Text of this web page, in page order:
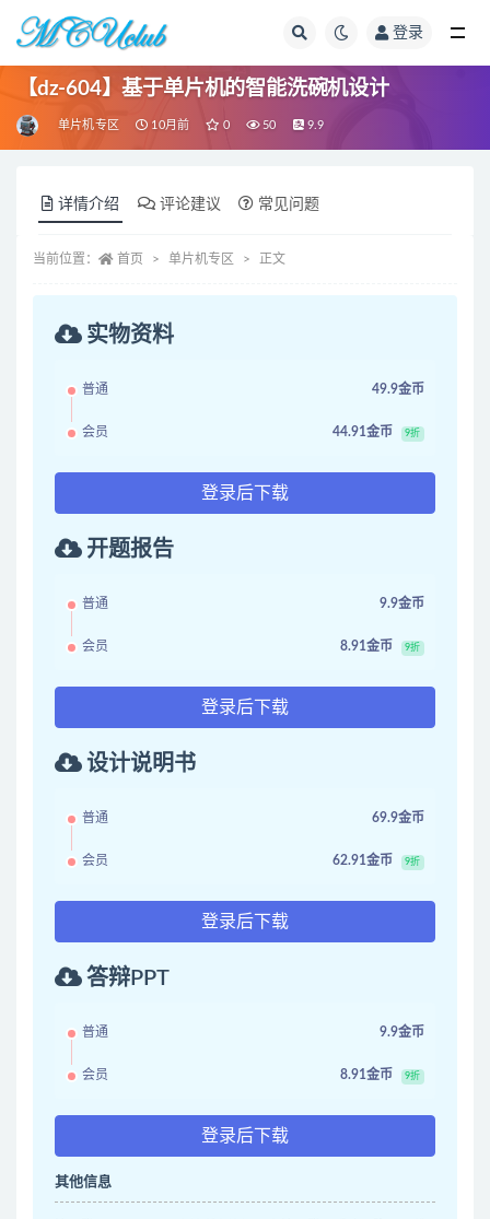
登录
【dz-604】基于单片机的智能洗碗机设计
单片机专区 10月前 0 50 9.9
详情介绍 评论建议 常见问题
当前位置： 首页 单片机专区 正文
实物资料
普通 49.9金币
会员 44.91金币 9折
登录后下载
开题报告
普通 9.9金币
会员 8.91金币 9折
登录后下载
设计说明书
普通 69.9金币
会员 62.91金币 9折
登录后下载
答辩PPT
普通 9.9金币
会员 8.91金币 9折
登录后下载
其他信息